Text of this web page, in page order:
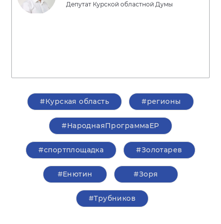
Депутат Курской областной Думы
#Курская область #регионы
#НароднаяПрограммаЕР
#спортплощадка #Золотарев
#Енютин #Зоря
#Трубников